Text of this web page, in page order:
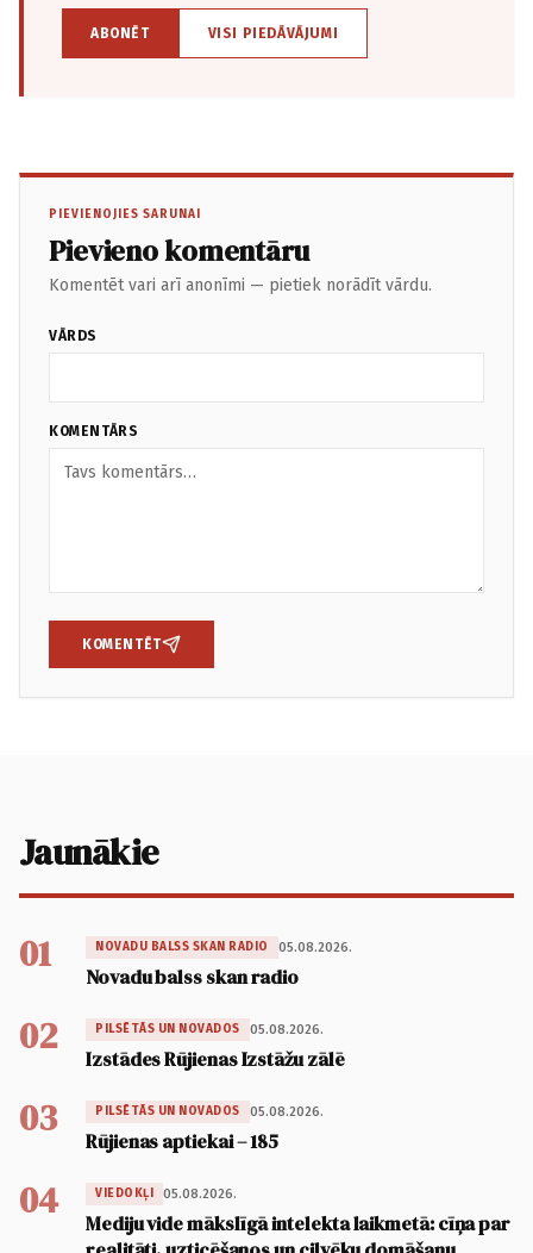
ABONĒT VISI PIEDĀVĀJUMI
PIEVIENOJIES SARUNAI
Pievieno komentāru
Komentēt vari arī anonīmi — pietiek norādīt vārdu.
VĀRDS
KOMENTĀRS
KOMENTĒT
Jaunākie
01 NOVADU BALSS SKAN RADIO 05.08.2026.
Novadu balss skan radio
02 PILSĒTĀS UN NOVADOS 05.08.2026.
Izstādes Rūjienas Izstāžu zālē
03 PILSĒTĀS UN NOVADOS 05.08.2026.
Rūjienas aptiekai – 185
04 VIEDOKĻI 05.08.2026.
Mediju vide mākslīgā intelekta laikmetā: cīņa par